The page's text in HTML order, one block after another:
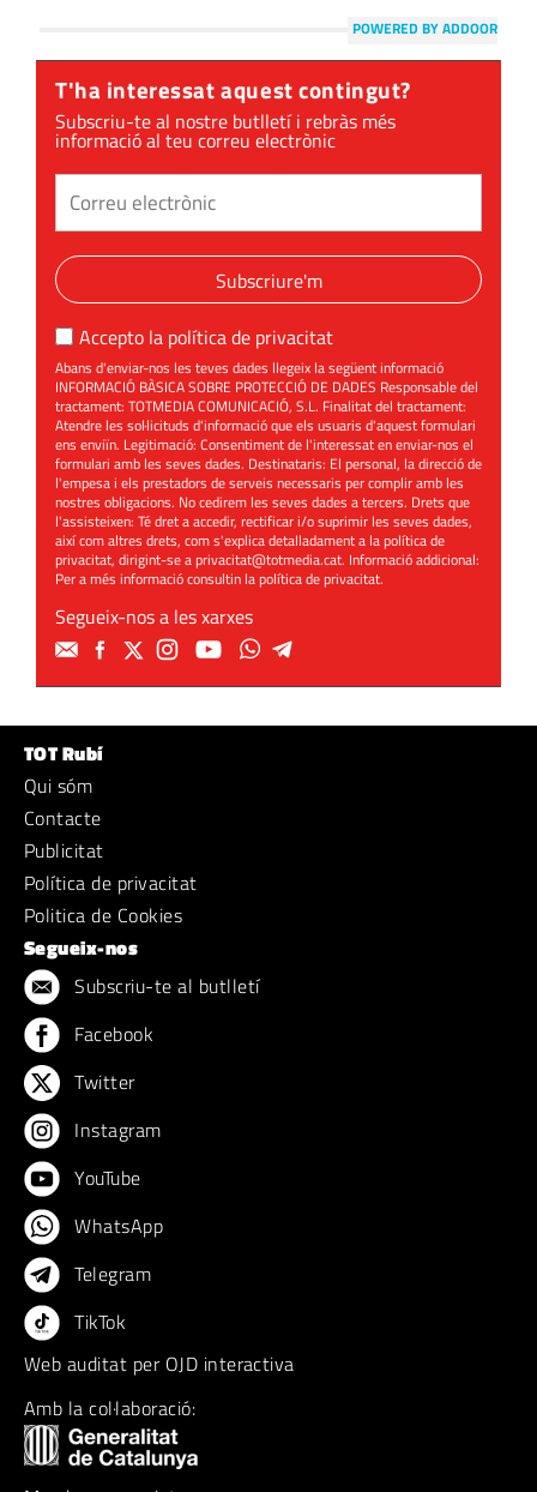
POWERED BY ADDOOR
T'ha interessat aquest contingut?
Subscriu-te al nostre butlletí i rebràs més
informació al teu correu electrònic
Subscriure'm
Accepto la política de privacitat
Abans d'enviar-nos les teves dades llegeix la següent informació
INFORMACIÓ BÀSICA SOBRE PROTECCIÓ DE DADES Responsable del
tractament: TOTMEDIA COMUNICACIÓ, S.L. Finalitat del tractament:
Atendre les sol·licituds d'informació que els usuaris d'aquest formulari
ens enviïn. Legitimació: Consentiment de l'interessat en enviar-nos el
formulari amb les seves dades. Destinataris: El personal, la direcció de
l'empesa i els prestadors de serveis necessaris per complir amb les
nostres obligacions. No cedirem les seves dades a tercers. Drets que
l'assisteixen: Té dret a accedir, rectificar i/o suprimir les seves dades,
així com altres drets, com s'explica detalladament a la política de
privacitat, dirigint-se aprivacitat@totmedia.cat. Informació addicional:
Per a més informació consultin lapolítica de privacitat.
Segueix-nos a les xarxes
TOT Rubí
Qui sóm
Contacte
Publicitat
Política de privacitat
Politica de Cookies
Segueix-nos
Subscriu-te al butlletí
Facebook
Twitter
Instagram
YouTube
WhatsApp
Telegram
TikTok
Web auditat per OJD interactiva
Amb la col·laboració: